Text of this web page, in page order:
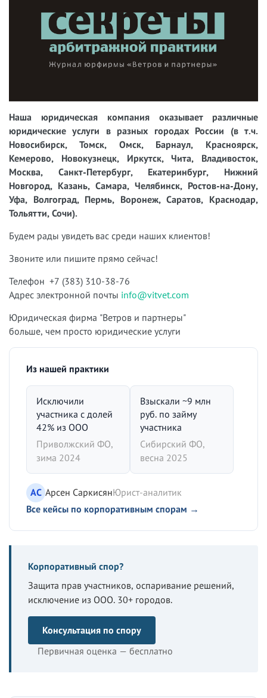
Наша юридическая компания оказывает различные
юридические услуги в разных городах России (в т.ч.
Новосибирск, Томск, Омск, Барнаул, Красноярск,
Кемерово, Новокузнецк, Иркутск, Чита, Владивосток,
Москва, Санкт-Петербург, Екатеринбург, Нижний
Новгород, Казань, Самара, Челябинск, Ростов-на-Дону,
Уфа, Волгоград, Пермь, Воронеж, Саратов, Краснодар,
Тольятти, Сочи).
Будем рады увидеть вас среди наших клиентов!
Звоните или пишите прямо сейчас!
Телефон +7 (383) 310-38-76
Адрес электронной почты info@vitvet.com
Юридическая фирма "Ветров и партнеры"
больше, чем просто юридические услуги
Из нашей практики
Исключили
участника с долей
42% из ООО
Приволжский ФО,
зима 2024
Взыскали ~9 млн
руб. по займу
участника
Сибирский ФО,
весна 2025
АС Арсен СаркисянЮрист-аналитик
Все кейсы по корпоративным спорам →
Корпоративный спор?
Защита прав участников, оспаривание решений,
исключение из ООО. 30+ городов.
Консультация по спору
Первичная оценка — бесплатно